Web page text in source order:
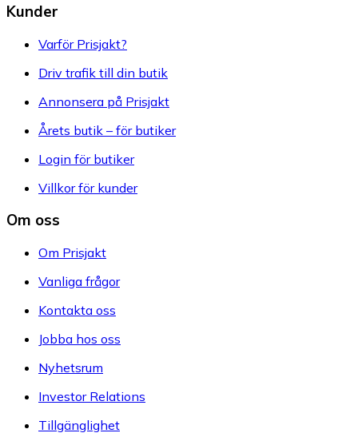
Kunder
Varför Prisjakt?
Driv trafik till din butik
Annonsera på Prisjakt
Årets butik – för butiker
Login för butiker
Villkor för kunder
Om oss
Om Prisjakt
Vanliga frågor
Kontakta oss
Jobba hos oss
Nyhetsrum
Investor Relations
Tillgänglighet